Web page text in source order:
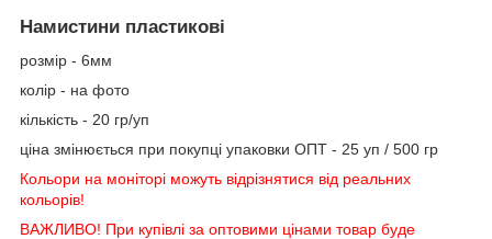
Намистини пластикові
розмір - 6мм
колір - на фото
кількість - 20 гр/уп
ціна змінюється при покупці упаковки ОПТ - 25 уп / 500 гр
Кольори на моніторі можуть відрізнятися від реальних
кольорів!
ВАЖЛИВО! При купівлі за оптовими цінами товар буде